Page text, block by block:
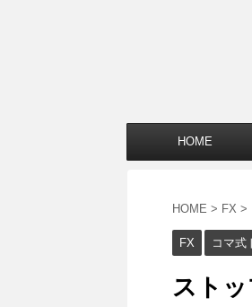
HOME
HOME > FX >
FX コマ式
スト